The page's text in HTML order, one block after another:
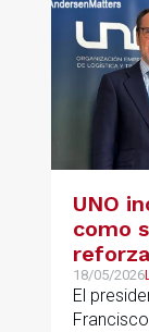
UNO
como
18/05/2026
El